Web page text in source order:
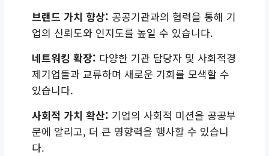
브랜드 가치 향상: 공공기관과의 협력을 통해 기
업의 신뢰도와 인지도를 높일 수 있습니다.
네트워킹 확장: 다양한 기관 담당자 및 사회적경
제기업들과 교류하며 새로운 기회를 모색할 수
있습니다.
사회적 가치 확산: 기업의 사회적 미션을 공공부
문에 알리고, 더 큰 영향력을 행사할 수 있습니
다.